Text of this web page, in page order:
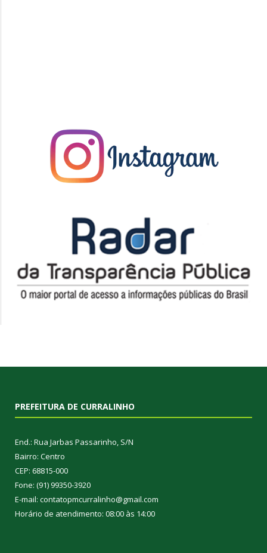
PREFEITURA DE CURRALINHO
End.: Rua Jarbas Passarinho, S/N
Bairro: Centro
CEP: 68815-000
Fone: (91) 99350-3920
E-mail: contatopmcurralinho@gmail.com
Horário de atendimento: 08:00 às 14:00